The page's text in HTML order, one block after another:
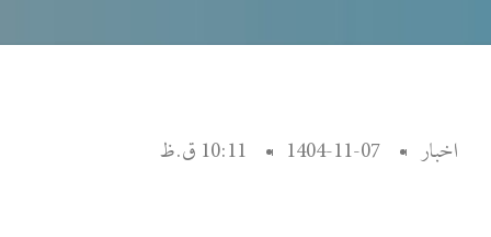
اخبار 1404-11-07 10:11 ق.ظ